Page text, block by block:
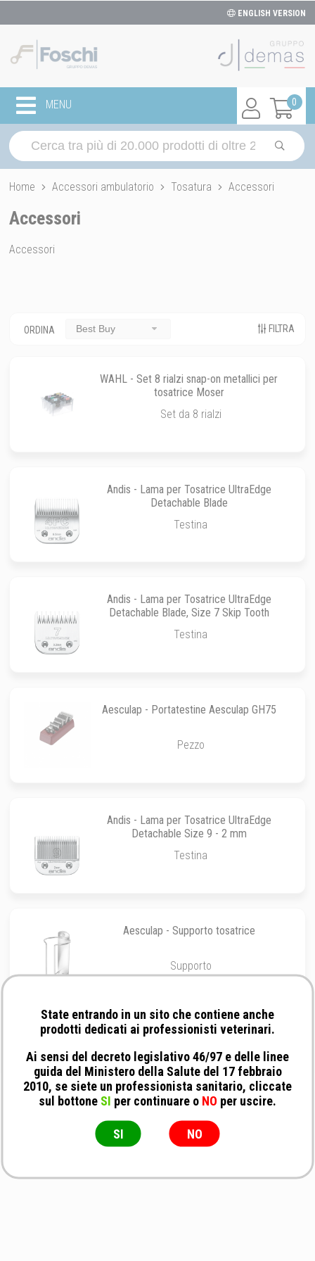
ENGLISH VERSION
0
MENU
Home Accessori ambulatorio Tosatura Accessori
Accessori
Accessori
ORDINA Best Buy FILTRA
WAHL - Set 8 rialzi snap-on metallici per
tosatrice Moser
Set da 8 rialzi
Andis - Lama per Tosatrice UltraEdge
Detachable Blade
Testina
Andis - Lama per Tosatrice UltraEdge
Detachable Blade, Size 7 Skip Tooth
Testina
Aesculap - Portatestine Aesculap GH75
Pezzo
Andis - Lama per Tosatrice UltraEdge
Detachable Size 9 - 2 mm
Testina
Aesculap - Supporto tosatrice
Supporto
State entrando in un sito che contiene anche
prodotti dedicati ai professionisti veterinari.
Ai sensi del decreto legislativo 46/97 e delle linee
guida del Ministero della Salute del 17 febbraio
2010, se siete un professionista sanitario, cliccate
sul bottone SI per continuare o NO per uscire.
SI NO